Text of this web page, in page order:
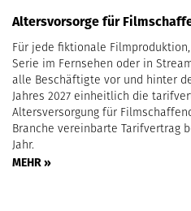
Altersvorsorge für
Für jede fiktionale
Serie im Fernsehen oder in
alle Beschäftigte vor und hinter
Jahres 2027 einheitlich die
Altersversorgung für
Branche vereinbarte Tarifvertrag
Jahr.
MEHR »